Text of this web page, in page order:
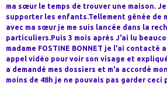
ma sœur le temps de trouver une maison.
supporter les enfants.Tellement gênée de
avec ma sœur je me suis lancée dans la
particuliers.Puis 3 mois après J'ai lu
madame FOSTINE BONNET je l'ai contacté
appel vidéo pour voir son visage et
a demandé mes dossiers et m'a accordé
moins de 48h je ne pouvais pas garder ceci